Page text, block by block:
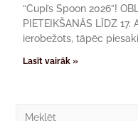
“Cupi’s Spoon 2026”!
PIETEIKŠANĀS LĪDZ
ierobežots, tāpēc
Lasīt vairāk »